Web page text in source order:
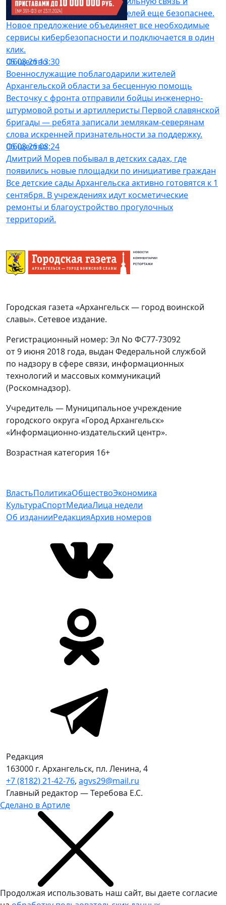
интернет для юных пользователей еще безопаснее.
Новое предложение объединяет все необходимые
сервисы кибербезопасности и подключается в один
клик.
Общество
05.08.26 13:30
Военнослужащие поблагодарили жителей
Архангельской области за бесценную помощь
Весточку с фронта отправили бойцы инженерно-
штурмовой роты и артиллеристы Первой славянской
бригады — ребята записали землякам-северянам
слова искренней признательности за поддержку.
Общество
06.08.26 08:24
Дмитрий Морев побывал в детских садах, где
появились новые площадки по инициативе граждан
Все детские сады Архангельска активно готовятся к 1
сентября. В учреждениях идут косметические
ремонты и благоустройство прогулочных
территорий.
Городская газета «Архангельск — город воинской
славы». Сетевое издание.
Регистрационный номер: Эл No ФС77-73092
от 9 июня 2018 года, выдан Федеральной службой
по надзору в сфере связи, информационных
технологий и массовых коммуникаций
(Роскомнадзор).
Учредитель — Муниципальное учреждение
городского округа «Город Архангельск»
«Информационно-издательский центр».
Возрастная категория 16+
ВластьПолитикаОбществоЭкономика
КультураСпортМедиаЛица недели
Об изданииРедакцияАрхив номеров
Редакция
163000 г. Архангельск, пл. Ленина, 4
+7 (8182) 21-42-76, agvs29@mail.ru
Главный редактор — Теребова Е.С.
Сделано в Артиле
Продолжая использовать наш сайт, вы даете согласие